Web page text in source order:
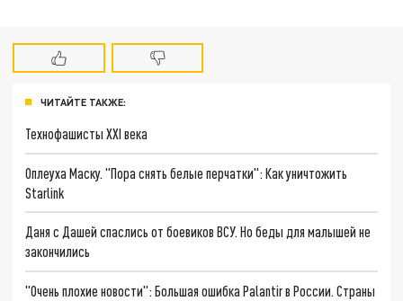
ЧИТАЙТЕ ТАКЖЕ:
Технофашисты XXI века
Оплеуха Маску. "Пора снять белые перчатки": Как уничтожить
Starlink
Даня с Дашей спаслись от боевиков ВСУ. Но беды для малышей не
закончились
"Очень плохие новости": Большая ошибка Palantir в России. Страны